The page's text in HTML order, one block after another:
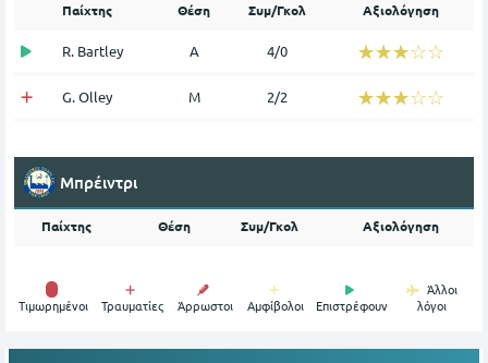
Παίχτης Θέση Συμ/Γκολ Αξιολόγηση
R. Bartley Α 4/0 ☆☆☆☆☆
★★★★★
G. Olley Μ 2/2 ☆☆☆☆☆
★★★★★
Μπρέιντρι
Παίχτης Θέση Συμ/Γκολ Αξιολόγηση
Tιμωρημένοι Τραυματίες Άρρωστοι Αμφίβολοι Επιστρέφουν
Άλλοι
λόγοι